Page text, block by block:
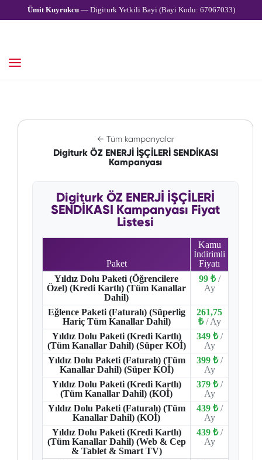
Ümit Kuyrukcu— Digiturk Yetkili Bayi (Bayi Kodu: 67067033)
← Tüm kampanyalar
Digiturk ÖZ ENERJİ İŞÇİLERİ SENDİKASI
Kampanyası
Digiturk ÖZ ENERJİ İŞÇİLERİ
SENDİKASI Kampanyası Fiyat
Listesi
Paket
Kamu
İndirimli
Fiyatı
Yıldız Dolu Paketi (Öğrencilere
Özel) (Kredi Kartlı) (Tüm Kanallar
Dahil)
99 ₺ /
Ay
Eğlence Paketi (Faturalı) (Süperlig
Hariç Tüm Kanallar Dahil)
261,75
₺ / Ay
Yıldız Dolu Paketi (Kredi Kartlı)
(Tüm Kanallar Dahil) (Süper KOİ)
349 ₺ /
Ay
Yıldız Dolu Paketi (Faturalı) (Tüm
Kanallar Dahil) (Süper KOİ)
399 ₺ /
Ay
Yıldız Dolu Paketi (Kredi Kartlı)
(Tüm Kanallar Dahil) (KOİ)
379 ₺ /
Ay
Yıldız Dolu Paketi (Faturalı) (Tüm
Kanallar Dahil) (KOİ)
439 ₺ /
Ay
Yıldız Dolu Paketi (Kredi Kartlı)
(Tüm Kanallar Dahil) (Web & Cep
& Tablet & Smart TV)
439 ₺ /
Ay